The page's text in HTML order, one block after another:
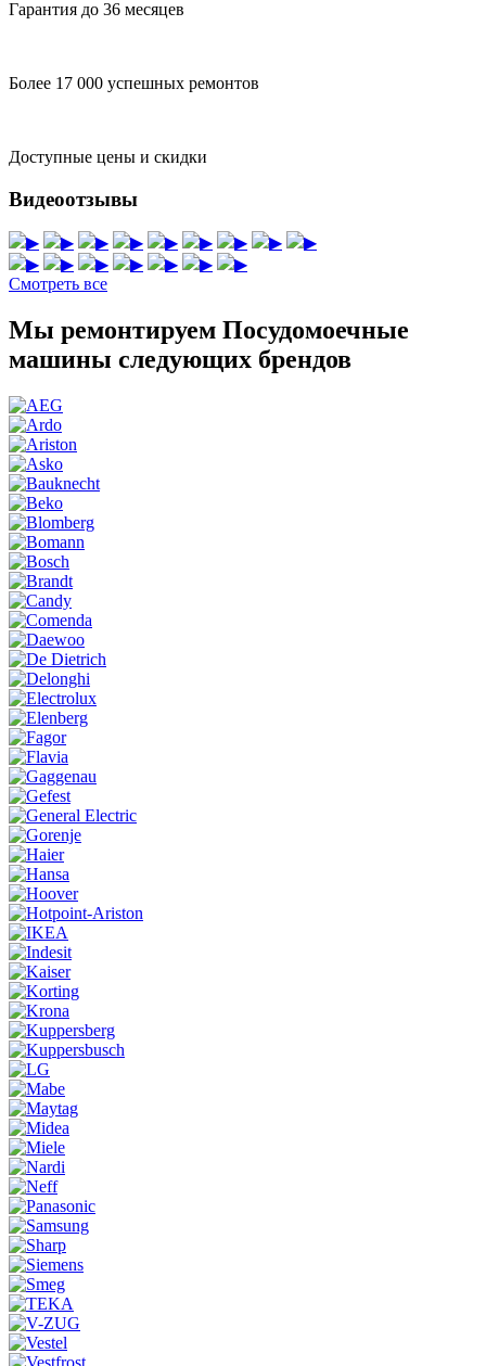
Гарантия до 36 месяцев
Более 17 000 успешных ремонтов
Доступные цены и скидки
Видеоотзывы
▶ ▶ ▶ ▶ ▶ ▶ ▶ ▶
▶
▶
▶ ▶ ▶ ▶ ▶
▶
Смотреть все
Мы ремонтируем Посудомоечные
машины следующих брендов